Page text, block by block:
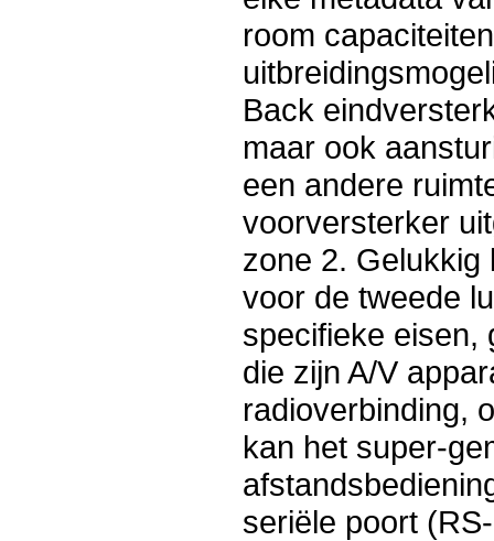
room
Back
maar ook
een andere
voorversterker
zone 2. Gelukkig
voor de tweede
specifieke eisen,
die zijn A/V
radioverbinding,
kan het super-
seriële poort